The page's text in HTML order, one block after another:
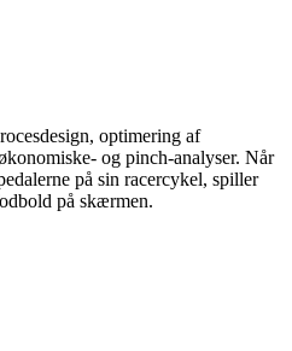
optimering af
og pinch-analyser. Når
på sin racercykel, spiller
på skærmen.